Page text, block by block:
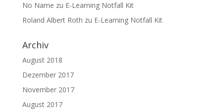
No Name zu E-Learning Notfall Kit
Roland Albert Roth zu E-Learning Notfall Kit
Archiv
August 2018
Dezember 2017
November 2017
August 2017